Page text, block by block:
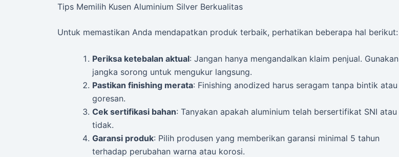
Tips Memilih Kusen Aluminium Silver Berkualitas
Untuk memastikan Anda mendapatkan produk terbaik, perhatikan beberapa hal berikut:
Periksa ketebalan aktual: Jangan hanya mengandalkan klaim penjual. Gunakan
jangka sorong untuk mengukur langsung.
Pastikan finishing merata: Finishing anodized harus seragam tanpa bintik atau
goresan.
Cek sertifikasi bahan: Tanyakan apakah aluminium telah bersertifikat SNI atau
tidak.
Garansi produk: Pilih produsen yang memberikan garansi minimal 5 tahun
terhadap perubahan warna atau korosi.